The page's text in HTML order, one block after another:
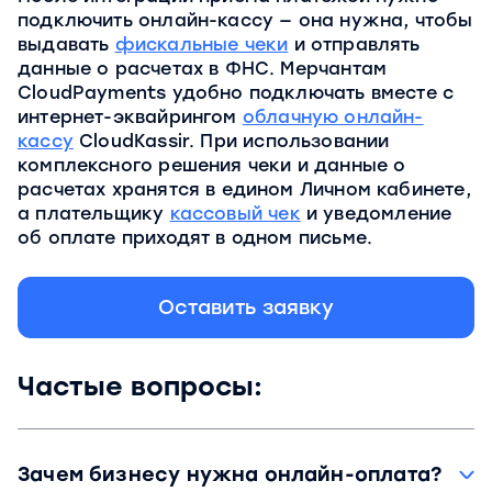
подключить онлайн-кассу — она нужна, чтобы
выдавать фискальные чеки и отправлять
данные о расчетах в ФНС. Мерчантам
CloudPayments удобно подключать вместе с
интернет-эквайрингом облачную онлайн-
кассу CloudKassir. При использовании
комплексного решения чеки и данные о
расчетах хранятся в едином Личном кабинете,
а плательщику кассовый чек и уведомление
об оплате приходят в одном письме.
Оставить заявку
Частые вопросы:
Зачем бизнесу нужна онлайн-оплата?